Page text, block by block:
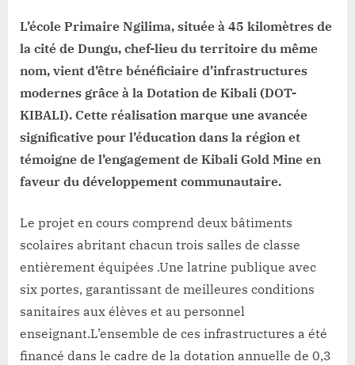
L’école Primaire Ngilima, située à 45 kilomètres de
la cité de Dungu, chef-lieu du territoire du même
nom, vient d’être bénéficiaire d’infrastructures
modernes grâce à la Dotation de Kibali (DOT-
KIBALI). Cette réalisation marque une avancée
significative pour l’éducation dans la région et
témoigne de l’engagement de Kibali Gold Mine en
faveur du développement communautaire.
Le projet en cours comprend deux bâtiments
scolaires abritant chacun trois salles de classe
entièrement équipées .Une latrine publique avec
six portes, garantissant de meilleures conditions
sanitaires aux élèves et au personnel
enseignant.L’ensemble de ces infrastructures a été
financé dans le cadre de la dotation annuelle de 0,3